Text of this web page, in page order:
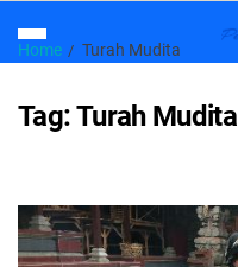
Home Turah Mudita
Tag:Turah Mudita